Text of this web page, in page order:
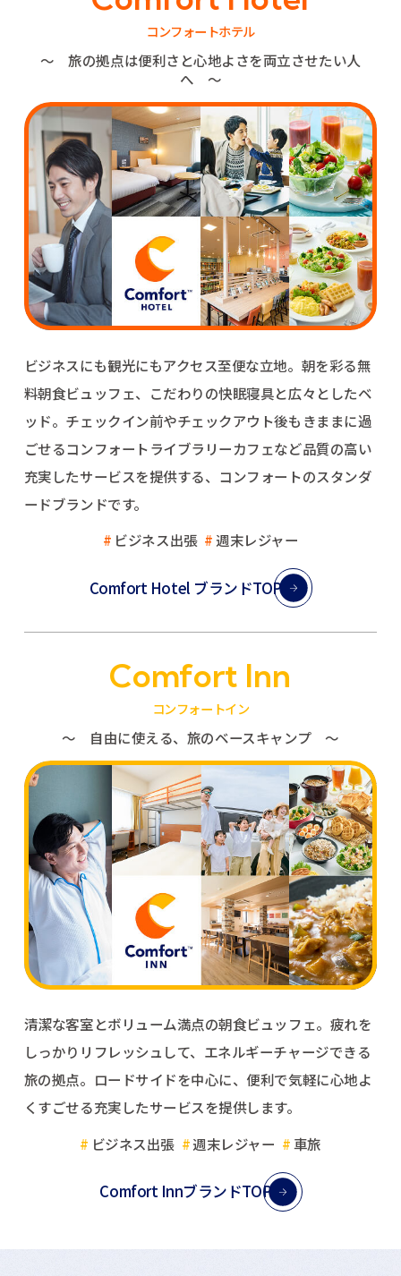
コンフォートホテル
〜 旅の拠点は便利さと心地よさを両立させたい人
へ 〜
ビジネスにも観光にもアクセス至便な立地。 朝を彩る無
料朝食ビュッフェ、こだわりの快眠寝具と広々としたベ
ッド。 チェックイン前やチェックアウト後もきままに過
ごせるコンフォートライブラリーカフェなど品質の高い
充実したサービスを提供する、コンフォートのスタンダ
ードブランドです。
ビジネス出張
週末レジャー
Comfort Hotel ブランドTOP
Comfort Inn
コンフォートイン
〜 自由に使える、旅のベースキャンプ 〜
清潔な客室とボリューム満点の朝食ビュッフェ。 疲れを
しっかりリフレッシュして、エネルギーチャージできる
旅の拠点。 ロードサイドを中心に、便利で気軽に心地よ
くすごせる充実したサービスを提供します。
ビジネス出張
週末レジャー 車旅
Comfort InnブランドTOP